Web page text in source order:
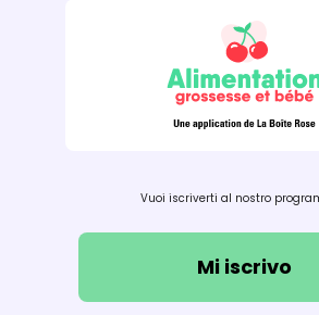
Vuoi iscriverti al nostro
Mi iscrivo